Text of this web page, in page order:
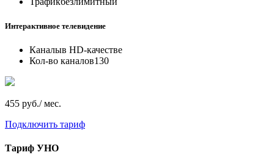
Интерактивное телевидение
Каналыв HD-качестве
Кол-во каналов130
455 руб./ мес.
Подключить тариф
Тариф УНО